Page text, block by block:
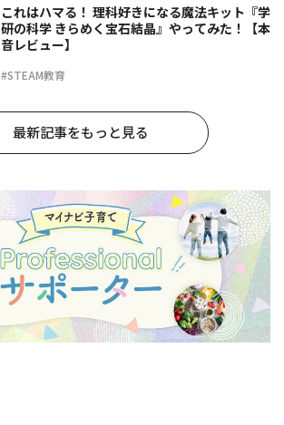
#STEAM教育
これはハマる！ 理科好きになる魔法キット『学
研の科学 きらめく宝石結晶』やってみた！【本
音レビュー】
最新記事をもっと見る